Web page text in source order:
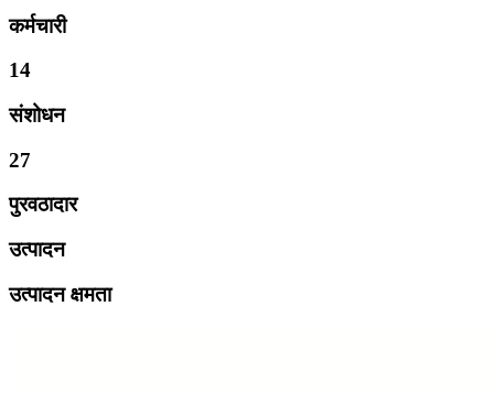
कर्मचारी
14
संशोधन
27
पुरवठादार
उत्पादन
उत्पादन क्षमता